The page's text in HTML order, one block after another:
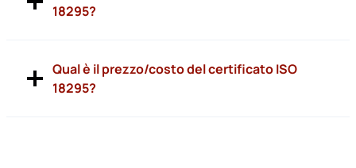
18295?
Qual è il prezzo/costo del certificato ISO
18295?